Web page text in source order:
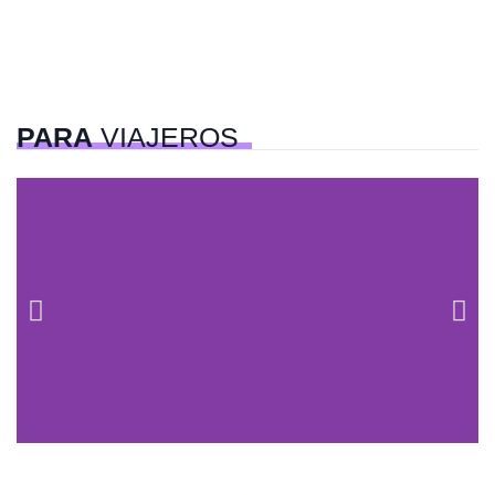
PARAVIAJEROS